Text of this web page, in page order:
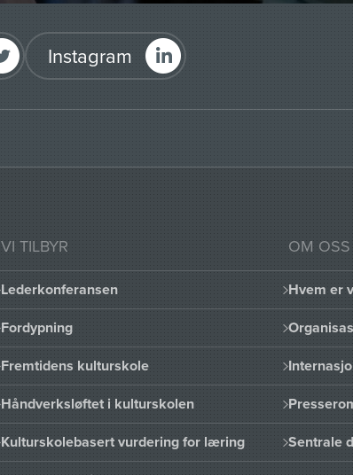
Instagram
VI TILBYR
Lederkonferansen
Fordypning
Fremtidens kulturskole
Håndverksløftet i kulturskolen
Kulturskolebasert vurdering for læring
OM OSS
Hvem er
Sentrale